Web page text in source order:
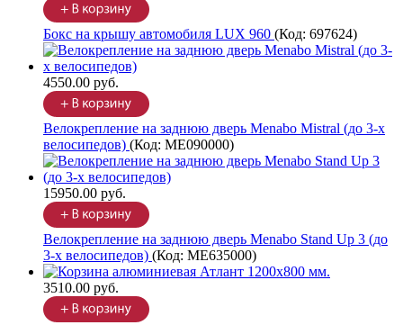
Бокс на крышу автомобиля LUX 960 (Код: 697624)
4550.00 руб.
Велокрепление на заднюю дверь Menabo Mistral (до 3-х
велосипедов) (Код: ME090000)
15950.00 руб.
Велокрепление на заднюю дверь Menabo Stand Up 3 (до
3-х велосипедов) (Код: ME635000)
3510.00 руб.